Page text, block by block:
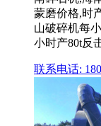
蒙磨价格,时
山破碎机每
小时产80t反
联系电话: